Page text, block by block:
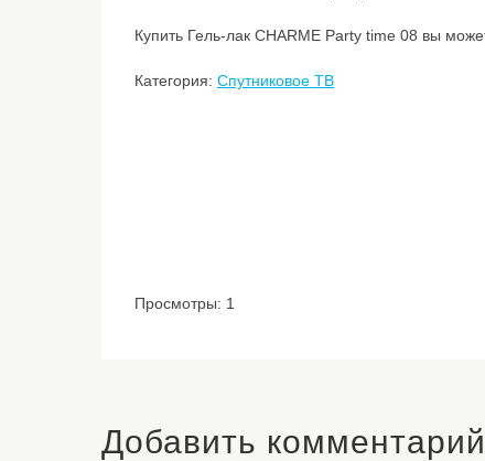
Купить Гель-лак CHARME Party time 08 вы
Категория: Спутниковое ТВ
Просмотры: 1
Добавить комментарий